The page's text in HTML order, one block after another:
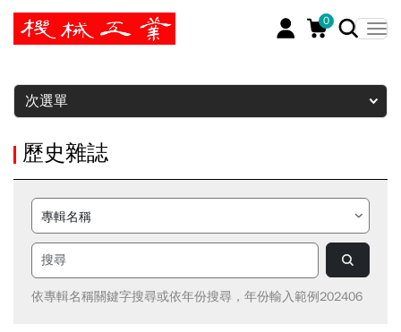
0
暫停
次選單
歷史雜誌
依專輯名稱關鍵字搜尋或依年份搜尋，年份輸入範例202406